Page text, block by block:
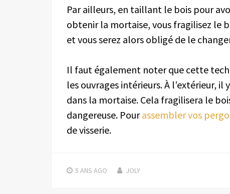
Par ailleurs, en taillant le bois pour
obtenir la mortaise, vous fragilisez le
et vous serez alors obligé de le
Il faut également noter que cette
les ouvrages intérieurs. À l’extérieur, il
dans la mortaise. Cela fragilisera le
dangereuse. Pourassembler vos
de visserie.
5 ANS AGO JOLY